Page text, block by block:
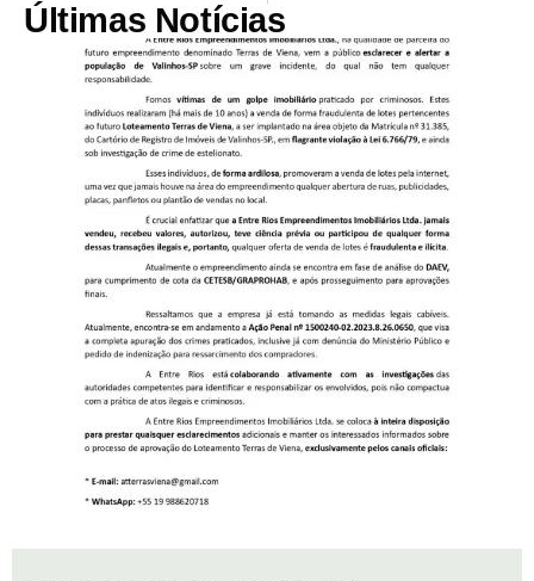
Últimas Notícias